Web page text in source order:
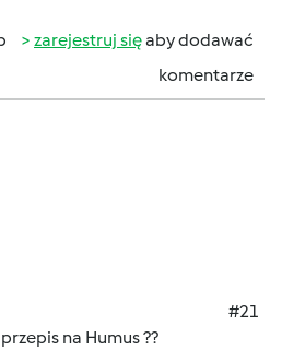
zarejestruj sięaby dodawać
komentarze
#21
na Humus ??